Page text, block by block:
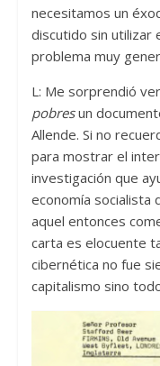
necesitamos un
discutido sin utilizar
problema muy
L: Me sorprendió
pobresun
Allende. Si no
para mostrar el
investigación que
economía socialista
aquel entonces
carta es elocuente
cibernética no fue
capitalismo sino